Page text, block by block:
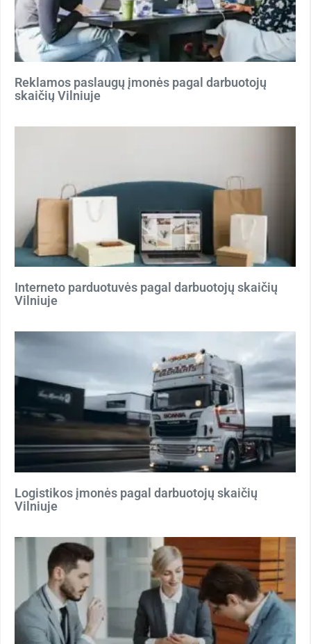
Reklamos paslaugų įmonės pagal darbuotojų
skaičių Vilniuje
Interneto parduotuvės pagal darbuotojų skaičių
Vilniuje
Logistikos įmonės pagal darbuotojų skaičių
Vilniuje